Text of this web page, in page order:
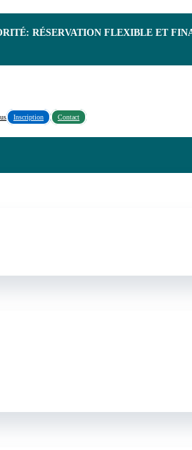
RÉSERVATION FLEXIBLE ET
Inscription Contact